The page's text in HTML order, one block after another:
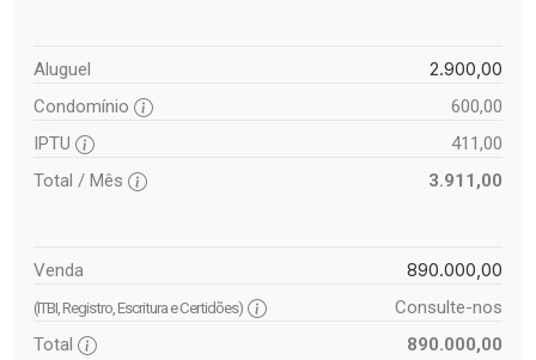
Aluguel 2.900,00
Condomínio
600,00
IPTU
411,00
Total / Mês
3.911,00
Venda 890.000,00
(ITBI, Registro, Escritura e Certidões)
Consulte-nos
Total
890.000,00